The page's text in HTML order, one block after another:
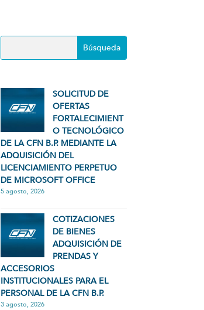
SOLICITUD DE
OFERTAS
FORTALECIMIENT
O TECNOLÓGICO
DE LA CFN B.P. MEDIANTE LA
ADQUISICIÓN DEL
LICENCIAMIENTO PERPETUO
DE MICROSOFT OFFICE
5 agosto, 2026
COTIZACIONES
DE BIENES
ADQUISICIÓN DE
PRENDAS Y
ACCESORIOS
INSTITUCIONALES PARA EL
PERSONAL DE LA CFN B.P.
3 agosto, 2026